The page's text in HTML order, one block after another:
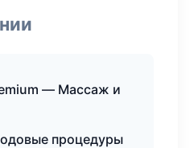
— Массаж и
процедуры